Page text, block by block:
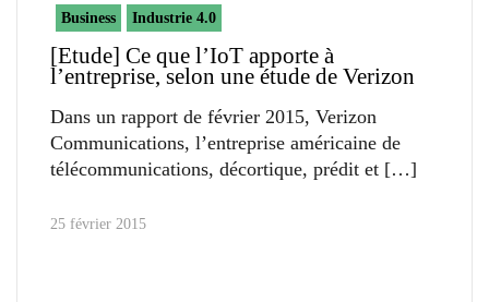
Business Industrie 4.0
[Etude] Ce que l’IoT apporte à
l’entreprise, selon une étude de Verizon
Dans un rapport de février 2015, Verizon
Communications, l’entreprise américaine de
télécommunications, décortique, prédit et
25 février 2015